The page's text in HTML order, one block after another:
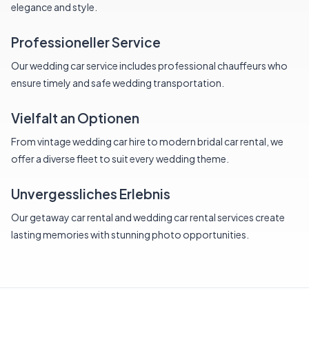
elegance and style.
Professioneller Service
Our wedding car service includes professional chauffeurs who
ensure timely and safe wedding transportation.
Vielfalt an Optionen
From vintage wedding car hire to modern bridal car rental, we
offer a diverse fleet to suit every wedding theme.
Unvergessliches Erlebnis
Our getaway car rental and wedding car rental services create
lasting memories with stunning photo opportunities.